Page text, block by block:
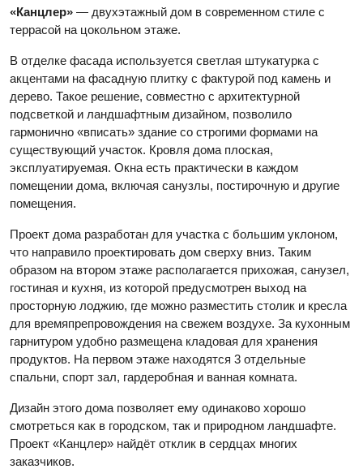
«Канцлер» — двухэтажный дом в современном стиле с
террасой на цокольном этаже.
В отделке фасада используется светлая штукатурка с
акцентами на фасадную плитку с фактурой под камень и
дерево. Такое решение, совместно с архитектурной
подсветкой и ландшафтным дизайном, позволило
гармонично «вписать» здание со строгими формами на
существующий участок. Кровля дома плоская,
эксплуатируемая. Окна есть практически в каждом
помещении дома, включая санузлы, постирочную и другие
помещения.
Проект дома разработан для участка с большим уклоном,
что направило проектировать дом сверху вниз. Таким
образом на втором этаже располагается прихожая, санузел,
гостиная и кухня, из которой предусмотрен выход на
просторную лоджию, где можно разместить столик и кресла
для времяпрепровождения на свежем воздухе. За кухонным
гарнитуром удобно размещена кладовая для хранения
продуктов. На первом этаже находятся 3 отдельные
спальни, спорт зал, гардеробная и ванная комната.
Дизайн этого дома позволяет ему одинаково хорошо
смотреться как в городском, так и природном ландшафте.
Проект «Канцлер» найдёт отклик в сердцах многих
заказчиков.